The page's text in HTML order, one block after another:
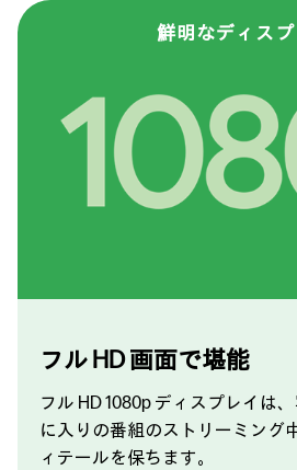
鮮明なディスプ
フル HD 画面で堪能
フル HD 1080p ディスプレイは
に入りの番組のストリーミング
ィテールを保ちます。